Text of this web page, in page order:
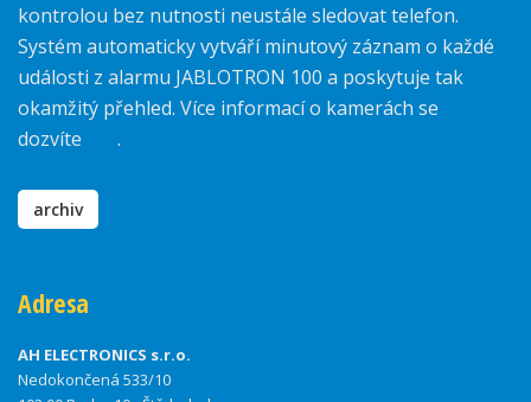
kontrolou bez nutnosti neustále sledovat telefon.
Systém automaticky vytváří minutový záznam o každé
události z alarmu JABLOTRON 100 a poskytuje tak
okamžitý přehled. Více informací o kamerách se
dozvíte
.
archiv
Adresa
AH ELECTRONICS s.r.o.
Nedokončená 533/10